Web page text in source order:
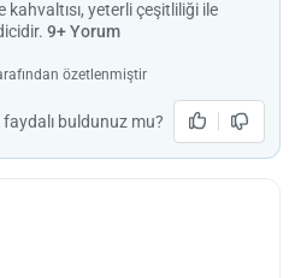
kahvaltısı, yeterli çeşitliliği ile
9+ Yorum
özetlenmiştir
buldunuz mu?